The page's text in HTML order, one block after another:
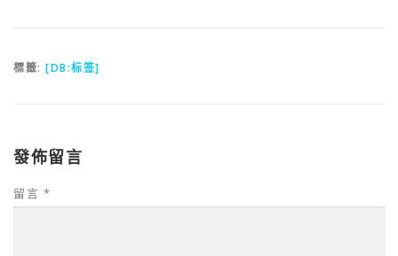
標籤: [DB:标签]
發佈留言
留言 *